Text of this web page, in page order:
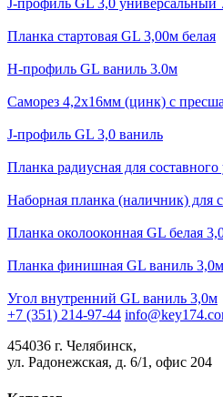
J-профиль GL 3,0 универсальный
Планка стартовая GL 3,00м белая
H-профиль GL ваниль 3.0м
Саморез 4,2х16мм (цинк) с
J-профиль GL 3,0 ваниль
Планка радиусная для
Наборная планка (наличник) для
Планка околооконная GL белая
Планка финишная GL ваниль 3,0м
Угол внутренний GL ваниль 3,0м
+7 (351) 214-97-44
454036 г. Челябинск,
ул. Радонежская, д. 6/1, офис 204